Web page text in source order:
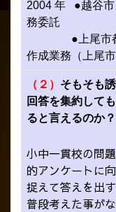
2004 年 ●越谷市
務委託
●上尾市都市
作成業務（上尾市
（２） そもそも
回答を集約して
ると言えるのか？
小中一貫校の問
的アンケートに
捉えて答えを出
普段考えた事が